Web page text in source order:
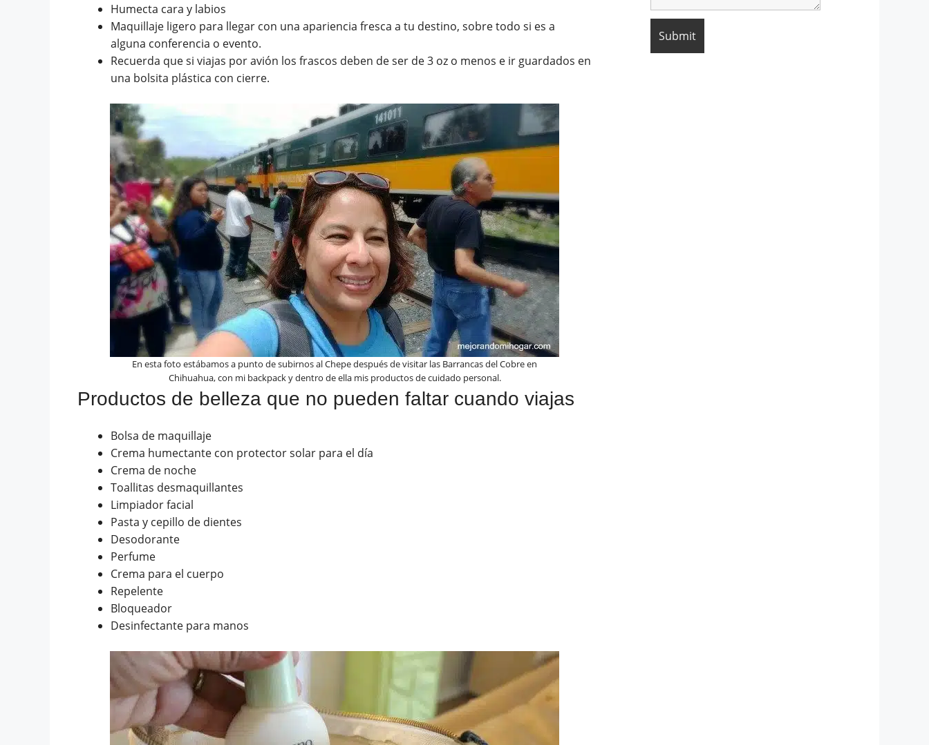
Humecta cara y labios
Maquillaje ligero para llegar con una apariencia fresca a tu destino, sobre todo si es a
alguna conferencia o evento.
Recuerda que si viajas por avión los frascos deben de ser de 3 oz o menos e ir guardados en
una bolsita plástica con cierre.
En esta foto estábamos a punto de subirnos al Chepe después de visitar las Barrancas del Cobre en
Chihuahua, con mi backpack y dentro de ella mis productos de cuidado personal.
Productos de belleza que no pueden faltar cuando viajas
Bolsa de maquillaje
Crema humectante con protector solar para el día
Crema de noche
Toallitas desmaquillantes
Limpiador facial
Pasta y cepillo de dientes
Desodorante
Perfume
Crema para el cuerpo
Repelente
Bloqueador
Desinfectante para manos